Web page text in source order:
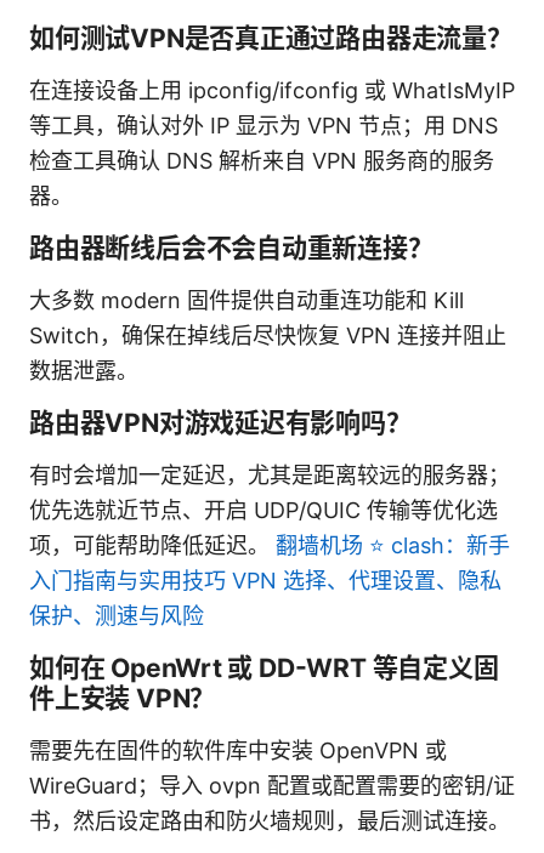
如何测试VPN是否真正通过路由器走流量？
在连接设备上用 ipconfig/ifconfig 或 WhatIsMyIP
等工具，确认对外 IP 显示为 VPN 节点；用 DNS
检查工具确认 DNS 解析来自 VPN 服务商的服务
器。
路由器断线后会不会自动重新连接？
大多数 modern 固件提供自动重连功能和 Kill
Switch，确保在掉线后尽快恢复 VPN 连接并阻止
数据泄露。
路由器VPN对游戏延迟有影响吗？
有时会增加一定延迟，尤其是距离较远的服务器；
优先选就近节点、开启 UDP/QUIC 传输等优化选
项，可能帮助降低延迟。 翻墙机场 ⭐ clash：新手
入门指南与实用技巧 VPN 选择、代理设置、隐私
保护、测速与风险
如何在 OpenWrt 或 DD-WRT 等自定义固
件上安装 VPN？
需要先在固件的软件库中安装 OpenVPN 或
WireGuard；导入 ovpn 配置或配置需要的密钥/证
书，然后设定路由和防火墙规则，最后测试连接。